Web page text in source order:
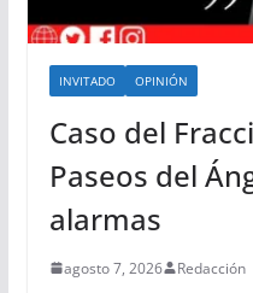
INVITADO OPINIÓN
Caso del
Paseos del
alarmas
agosto 7, 2026 Redacción